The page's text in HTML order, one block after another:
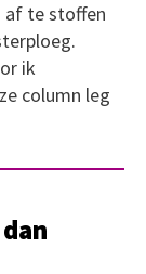
af te stoffen
ik
column leg